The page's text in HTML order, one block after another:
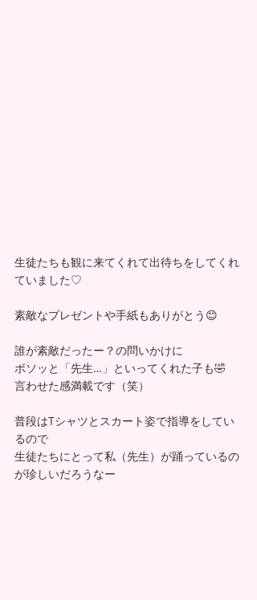
生徒たちも観に来てくれて出待ちをしてくれ
ていました♡
素敵なプレゼントや手紙もありがとう😊
誰が素敵だったー？の問いかけに
ボソッと「先生…」といってくれた子も🤣
言わせた感満載です（笑）
普段はTシャツとスカート姿で指導をしてい
るので
生徒たちにとって私（先生）が踊っているの
が珍しいだろうなー